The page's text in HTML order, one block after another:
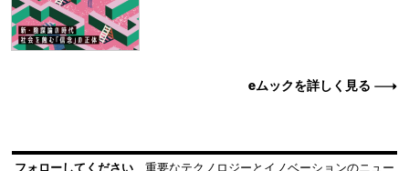
eムックを詳しく見る
フォローしてください
重要なテクノロジーとイノベーションのニュー